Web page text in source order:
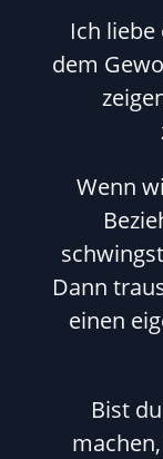
Ich
dem
Wenn
Dann
einen
Bist